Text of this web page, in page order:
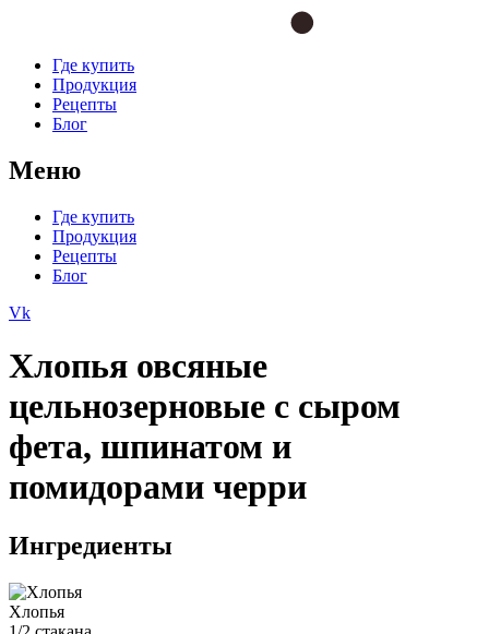
Где купить
Продукция
Рецепты
Блог
Меню
Где купить
Продукция
Рецепты
Блог
Vk
Хлопья овсяные
цельнозерновые с сыром
фета, шпинатом и
помидорами черри
Ингредиенты
Хлопья